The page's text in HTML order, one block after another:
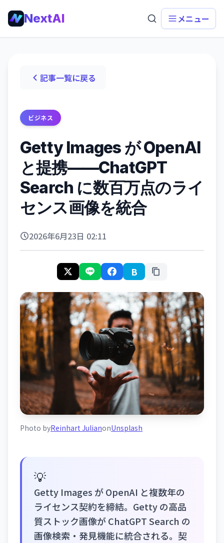
NextAI メニュー
記事一覧に戻る
ビジネス
Getty Images が OpenAI
と提携——ChatGPT
Search に数百万点のライ
センス画像を統合
2026年6月23日 02:11
B
Photo byReinhart JulianonUnsplash
💡
Getty Images が OpenAI と複数年の
ライセンス契約を締結。Getty の高品
質ストック画像が ChatGPT Search の
画像検索・発見機能に統合される。契